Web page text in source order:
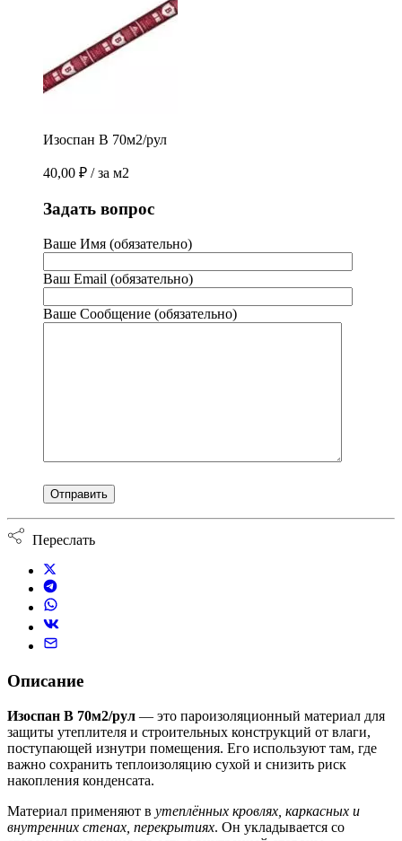
Изоспан В 70м2/рул
40,00 ₽ / за м2
Задать вопрос
Ваше Имя (обязательно)
Ваш Email (обязательно)
Ваше Сообщение (обязательно)
Переслать
Описание
Изоспан В 70м2/рул — это пароизоляционный материал для
защиты утеплителя и строительных конструкций от влаги,
поступающей изнутри помещения. Его используют там, где
важно сохранить теплоизоляцию сухой и снизить риск
накопления конденсата.
Материал применяют в утеплённых кровлях, каркасных и
внутренних стенах, перекрытиях. Он укладывается со